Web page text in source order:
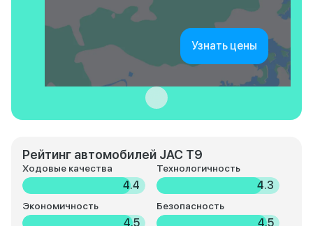
Узнать цены
Рейтинг автомобилей JAC T9
Ходовые качества
4.4
Технологичность
4.3
Экономичность
4.5
Безопасность
4.5